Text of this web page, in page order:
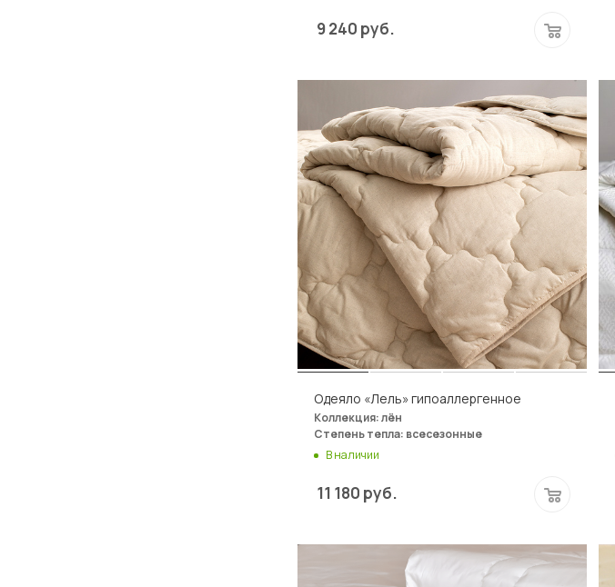
9 240 руб.
Одеяло «Лель» гипоаллергенное
Коллекция: лён
Степень тепла: всесезонные
В наличии
11 180 руб.